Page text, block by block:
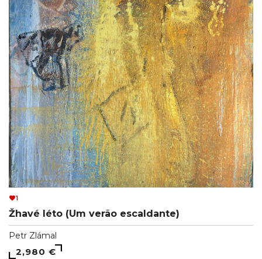
1
Žhavé léto (Um verão escaldante)
Petr Zlámal
2,980 €